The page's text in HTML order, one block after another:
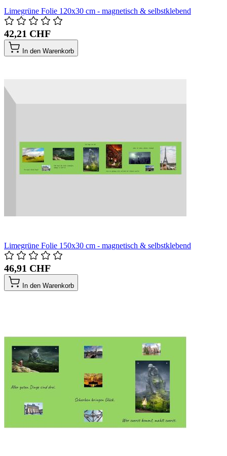
Limegrüne Folie 120x30 cm - magnetisch & selbstklebend
42,21 CHF
In den Warenkorb
Limegrüne Folie 150x30 cm - magnetisch & selbstklebend
46,91 CHF
In den Warenkorb